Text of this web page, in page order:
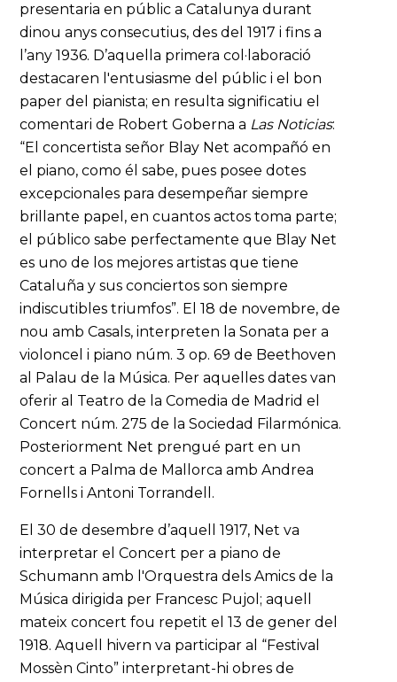
presentaria en públic a Catalunya durant
dinou anys consecutius, des del 1917 i fins a
l’any 1936. D’aquella primera col·laboració
destacaren l'entusiasme del públic i el bon
paper del pianista; en resulta significatiu el
comentari de Robert Goberna a Las Noticias:
“El concertista señor Blay Net acompañó en
el piano, como él sabe, pues posee dotes
excepcionales para desempeñar siempre
brillante papel, en cuantos actos toma parte;
el público sabe perfectamente que Blay Net
es uno de los mejores artistas que tiene
Cataluña y sus conciertos son siempre
indiscutibles triumfos”. El 18 de novembre, de
nou amb Casals, interpreten la Sonata per a
violoncel i piano núm. 3 op. 69 de Beethoven
al Palau de la Música. Per aquelles dates van
oferir al Teatro de la Comedia de Madrid el
Concert núm. 275 de la Sociedad Filarmónica.
Posteriorment Net prengué part en un
concert a Palma de Mallorca amb Andrea
Fornells i Antoni Torrandell.
El 30 de desembre d’aquell 1917, Net va
interpretar el Concert per a piano de
Schumann amb l'Orquestra dels Amics de la
Música dirigida per Francesc Pujol; aquell
mateix concert fou repetit el 13 de gener del
1918. Aquell hivern va participar al “Festival
Mossèn Cinto” interpretant-hi obres de